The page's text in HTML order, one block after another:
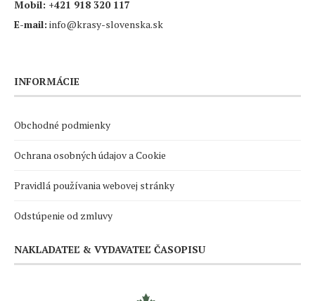
Mobil: +421 918 320 117
E-mail: info@krasy-slovenska.sk
INFORMÁCIE
Obchodné podmienky
Ochrana osobných údajov a Cookie
Pravidlá používania webovej stránky
Odstúpenie od zmluvy
NAKLADATEĽ & VYDAVATEĽ ČASOPISU